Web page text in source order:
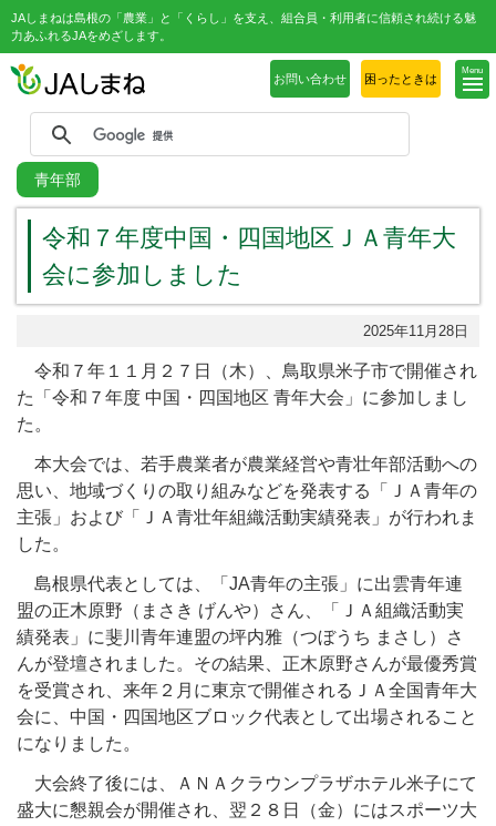
JAしまねは島根の「農業」と「くらし」を支え、組合員・利用者に信頼され続ける魅
力あふれるJAをめざします。
Menu
お問い合わせ 困ったときは
青年部
令和７年度中国・四国地区ＪＡ青年大
会に参加しました
2025年11月28日
令和７年１１月２７日（木）、鳥取県米子市で開催され
た「令和７年度 中国・四国地区 青年大会」に参加しまし
た。
本大会では、若手農業者が農業経営や青壮年部活動への
思い、地域づくりの取り組みなどを発表する「ＪＡ青年の
主張」および「ＪＡ青壮年組織活動実績発表」が行われま
した。
島根県代表としては、「 JA青年の主張」に出雲青年連
盟の正木原野（まさき げんや）さん、「ＪＡ組織活動実
績発表」に斐川青年連盟の坪内雅（つぼうち まさし）さ
んが登壇されました。その結果、正木原野さんが最優秀賞
を受賞され、来年２月に東京で開催されるＪＡ全国青年大
会に、中国・四国地区ブロック代表として出場されること
になりました。
大会終了後には、ＡＮＡクラウンプラザホテル米子にて
盛大に懇親会が開催され、翌２８日（金）にはスポーツ大